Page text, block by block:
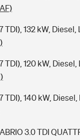
TDI), 132 kW,
TDI), 120 kW,
TDI), 140 kW,
3.0 TDI